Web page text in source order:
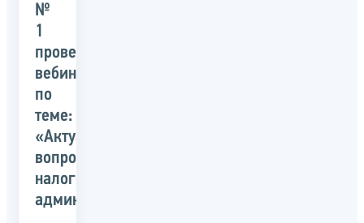
№
1
провела
вебинар
по
теме:
«Актуальные
вопросы
налогового
администрирования»